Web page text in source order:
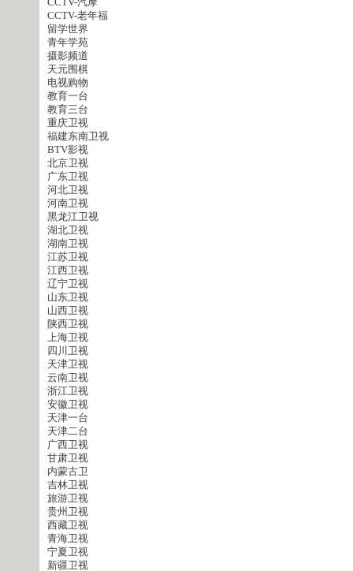
CCTV-老年福
留学世界
青年学苑
摄影频道
天元围棋
电视购物
教育一台
教育三台
重庆卫视
福建东南卫视
BTV影视
北京卫视
广东卫视
河北卫视
河南卫视
黑龙江卫视
湖北卫视
湖南卫视
江苏卫视
江西卫视
辽宁卫视
山东卫视
山西卫视
陕西卫视
上海卫视
四川卫视
天津卫视
云南卫视
浙江卫视
安徽卫视
天津一台
天津二台
广西卫视
甘肃卫视
内蒙古卫
吉林卫视
旅游卫视
贵州卫视
西藏卫视
青海卫视
宁夏卫视
新疆卫视